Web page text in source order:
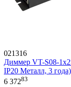
021316
Диммер VT-S08-
IP20 Металл, 3 года)
6 37283